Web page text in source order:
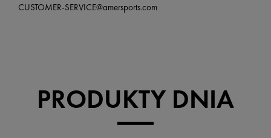
CUSTOMER-SERVICE@amersports.com
PRODUKTY DNIA